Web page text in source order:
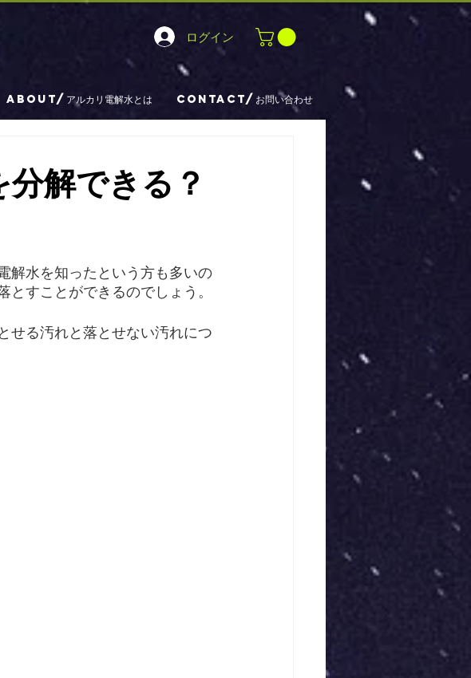
ログイン
ABOUT/アルカリ電解水とは CONTACT/お問い合わせ
解できる？
解水を知ったという方も多いの
すことができるのでしょう。
せる汚れと落とせない汚れにつ